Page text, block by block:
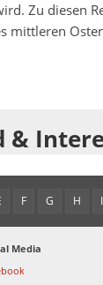
Zu diesen
mittleren
&
F G H I
Media